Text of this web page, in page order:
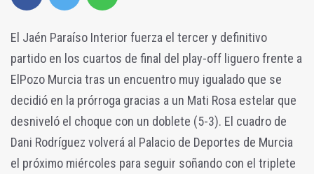
El Jaén Paraíso Interior fuerza el tercer y definitivo
partido en los cuartos de final del play-off liguero frente a
ElPozo Murcia tras un encuentro muy igualado que se
decidió en la prórroga gracias a un Mati Rosa estelar que
desniveló el choque con un doblete (5-3). El cuadro de
Dani Rodríguez volverá al Palacio de Deportes de Murcia
el próximo miércoles para seguir soñando con el triplete